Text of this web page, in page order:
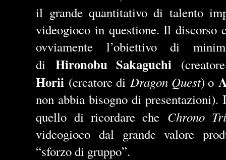
il grande quantitativo di talento
videogioco in questione. Il discorso
ovviamente l’obiettivo di
di Hironobu Sakaguchi
Horii (creatore di Dragon Quest) o
non abbia bisogno di
quello di ricordare che Chrono
videogioco dal grande valore
“sforzo di gruppo”.